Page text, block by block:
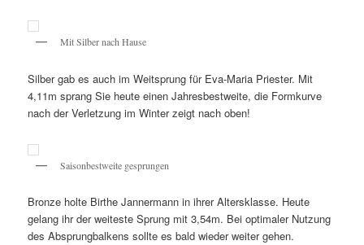
Mit Silber nach Hause
Silber gab es auch im Weitsprung für Eva-Maria Priester. Mit
4,11m sprang Sie heute einen Jahresbestweite, die Formkurve
nach der Verletzung im Winter zeigt nach oben!
Saisonbestweite gesprungen
Bronze holte Birthe Jannermann in ihrer Altersklasse. Heute
gelang ihr der weiteste Sprung mit 3,54m. Bei optimaler Nutzung
des Absprungbalkens sollte es bald wieder weiter gehen.